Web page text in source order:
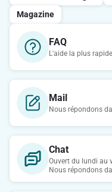
Magazine
FAQ
L'aide la plus
Mail
Nous répondons
Chat
Ouvert du lundi au
Nous répondons